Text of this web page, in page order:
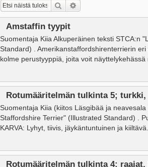
Etsi
Amstaffin tyypit
Suomentaja Kiia Alkuperäinen teksti STCA:n
Standard) . Amerikanstaffordshirenterrierin
kolme perustyyppiä, joita voit näyttelykehässä
Rotumääritelmän tulkinta 5;
Suomentaja Kiia (kiitos Läsgibää ja
Staffordshire Terrier" (Illustrated Standard) .
KARVA: Lyhyt, tiivis, jäykäntuntuinen ja
Rotumääritelmän tulkinta 4;